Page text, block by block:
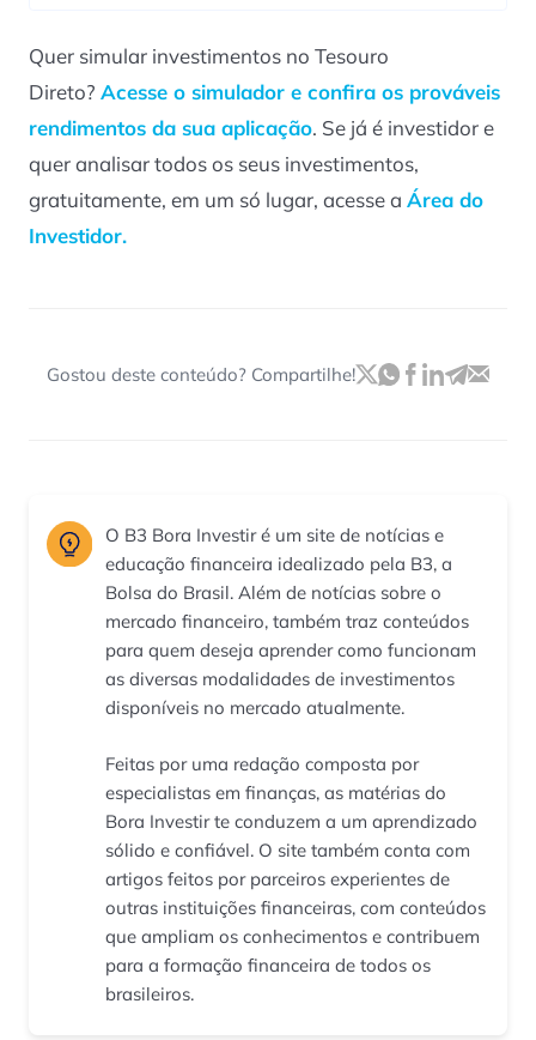
Quer simular investimentos no Tesouro
Direto? Acesse o simulador e confira os prováveis
rendimentos da sua aplicação. Se já é investidor e
quer analisar todos os seus investimentos,
gratuitamente, em um só lugar, acesse a Área do
Investidor.
Gostou deste conteúdo? Compartilhe!
O B3 Bora Investir é um site de notícias e
educação financeira idealizado pela B3, a
Bolsa do Brasil. Além de notícias sobre o
mercado financeiro, também traz conteúdos
para quem deseja aprender como funcionam
as diversas modalidades de investimentos
disponíveis no mercado atualmente.
Feitas por uma redação composta por
especialistas em finanças, as matérias do
Bora Investir te conduzem a um aprendizado
sólido e confiável. O site também conta com
artigos feitos por parceiros experientes de
outras instituições financeiras, com conteúdos
que ampliam os conhecimentos e contribuem
para a formação financeira de todos os
brasileiros.